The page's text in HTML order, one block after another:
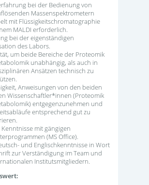
bei der Bedienung von
Massenspektrometern
mit Flüssigkeitschromatographie
MALDI erforderlich.
bei der eigenständigen
des Labors.
um beide Bereiche der Proteomik
unabhängig, als auch in
Ansätzen technisch zu
Anweisungen von den beiden
Wissenschaftler*innen (Proteomik
entgegenzunehmen und
entsprechend gut zu
Kenntnisse mit gängigen
(MS Office).
und Englischkenntnisse in Wort
zur Verständigung im Team und
Institutsmitgliedern.